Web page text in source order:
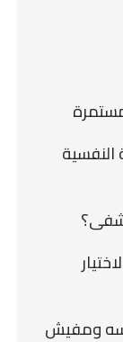
ومفيش